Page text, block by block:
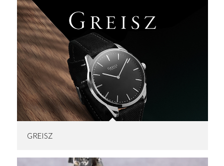
GREISZ